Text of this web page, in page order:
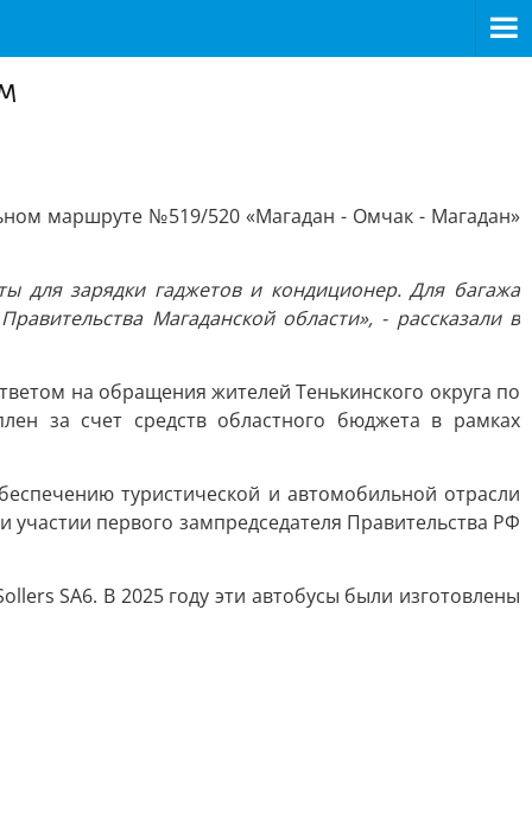
маршруте №519/520 «Магадан - Омчак - Магадан»
для зарядки гаджетов и кондиционер. Для багажа
Магаданской области», - рассказали в
на обращения жителей Тенькинского округа по
за счет средств областного бюджета в рамках
туристической и автомобильной отрасли
участии первого зампредседателя Правительства РФ
SA6. В 2025 году эти автобусы были изготовлены